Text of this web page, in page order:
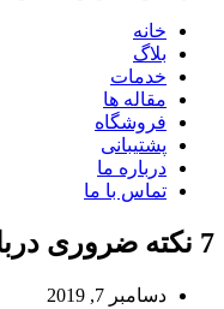
خانه
بلاگ
خدمات
مقاله ها
فروشگاه
پشتیبانی
درباره ما
تماس با ما
7 نکته ضروری درباره لباس ورزشی
دسامبر 7, 2019